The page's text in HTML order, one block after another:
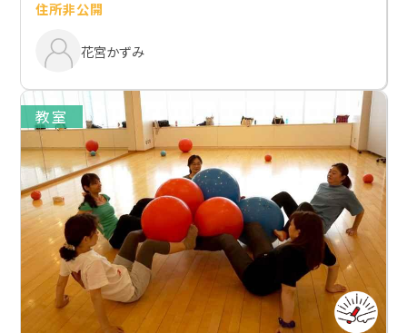
住所非公開
花宮かずみ
教室